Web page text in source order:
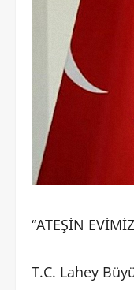
“ATEŞİN
T.C. Lahey